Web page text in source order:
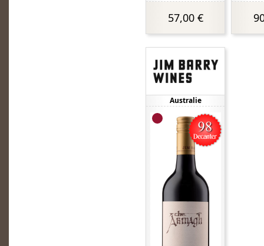
57,00 €
Australie